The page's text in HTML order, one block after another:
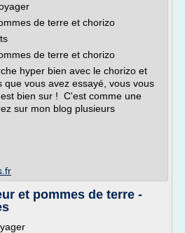
de terre et chorizo
de terre et chorizo
hyper bien avec le chorizo et
que vous avez essayé, vous vous
bien sur ! C'est comme une
sur mon blog plusieurs
et pommes de terre -